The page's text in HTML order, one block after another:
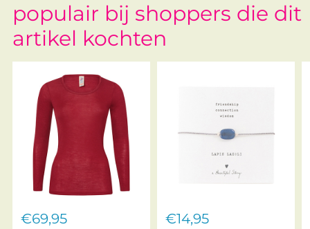
populair bij shoppers die dit
artikel kochten
€69,95 €14,95